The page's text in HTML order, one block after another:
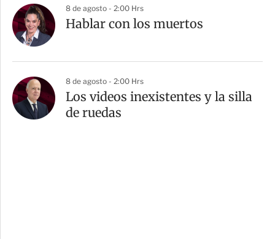
8 de agosto - 2:00 Hrs
Hablar con los muertos
8 de agosto - 2:00 Hrs
Los videos inexistentes y la silla
de ruedas